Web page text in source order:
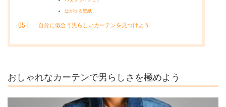
はがせる壁紙
自分に似合う男らしいカーテンを見つけよう
おしゃれなカーテンで男らしさを極めよう